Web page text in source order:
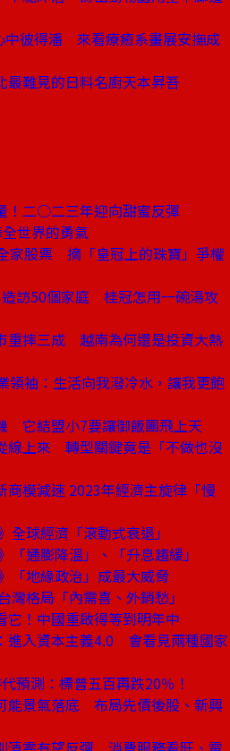
中彼得潘 來看療癒系畫展安撫成
最難見的日料名廚天本昇吾
！二○二三年迎向甜蜜反彈
世界的勇氣
家股票 摘「皇冠上的珠寶」爭權
訪50個家庭 桂冠怎用一碗湯攻
重摔三成 越南為何還是投資大熱
領袖：生活向我潑冷水，讓我更飽
它結盟小7要讓御飯團飛上天
線上來 轉型關鍵竟是「不做也沒
商模減速 2023年經濟主旋律「慢
全球經濟「滾動式衰退」
「通膨降溫」、「升息趨緩」
「地緣政治」成最大威脅
灣格局「內需喜、外銷愁」
它！中國重啟得等到明年中
進入資本主義4.0 會看見兩種國家
預測：標普五百再跌20％！
能景氣落底 布局先債後股、新興